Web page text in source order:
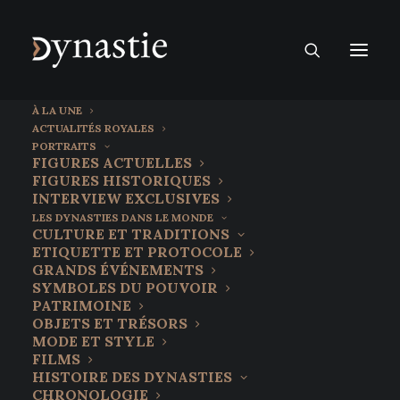
À LA UNE
ACTUALITÉS ROYALES
PORTRAITS
FIGURES ACTUELLES
FIGURES HISTORIQUES
INTERVIEW EXCLUSIVES
LES DYNASTIES DANS LE MONDE
CULTURE ET TRADITIONS
ETIQUETTE ET PROTOCOLE
GRANDS ÉVÉNEMENTS
SYMBOLES DU POUVOIR
PATRIMOINE
OBJETS ET TRÉSORS
MODE ET STYLE
FILMS
HISTOIRE DES DYNASTIES
CHRONOLOGIE
14 octobre 2025
Les Guinness : la dynastie de la
bière où la fortune oblige